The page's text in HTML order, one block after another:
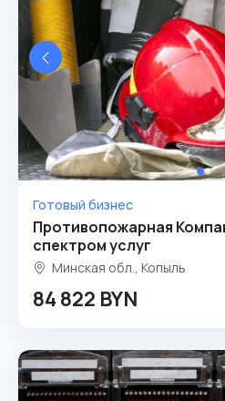
Готовый бизнес
Противопожарная
спектром услуг
Минская обл., Копыль
84 822 BYN